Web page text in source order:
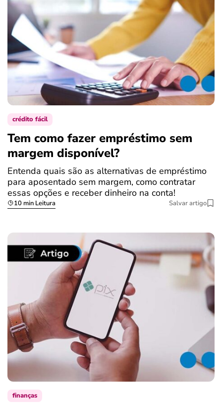
crédito fácil
Tem como fazer empréstimo sem
margem disponível?
Entenda quais são as alternativas de empréstimo
para aposentado sem margem, como contratar
essas opções e receber dinheiro na conta!
10 min Leitura Salvar artigo
finanças